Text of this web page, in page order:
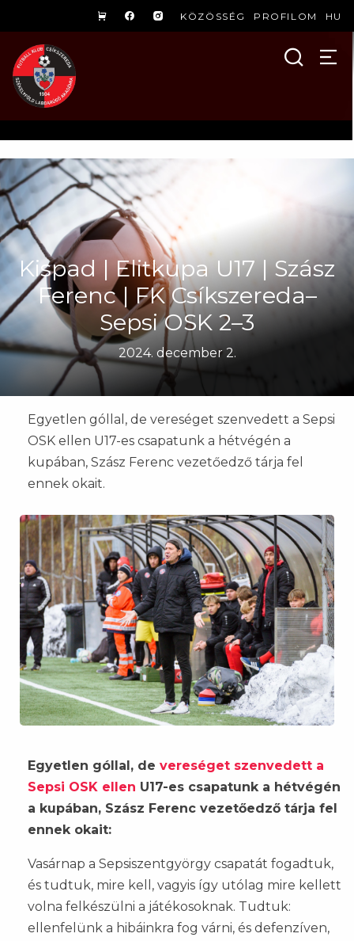
KÖZÖSSÉG PROFILOM HU
Kispad | Elitkupa U17 | Szász
Ferenc | FK Csíkszereda–
Sepsi OSK 2–3
2024. december 2.
Egyetlen góllal, de vereséget szenvedett a Sepsi
OSK ellen U17-es csapatunk a hétvégén a
kupában, Szász Ferenc vezetőedző tárja fel
ennek okait.
Egyetlen góllal, de vereséget szenvedett a
Sepsi OSK ellen U17-es csapatunk a hétvégén
a kupában, Szász Ferenc vezetőedző tárja fel
ennek okait:
Vasárnap a Sepsiszentgyörgy csapatát fogadtuk,
és tudtuk, mire kell, vagyis így utólag mire kellett
volna felkészülni a játékosoknak. Tudtuk:
ellenfelünk a hibáinkra fog várni, és defenzíven,